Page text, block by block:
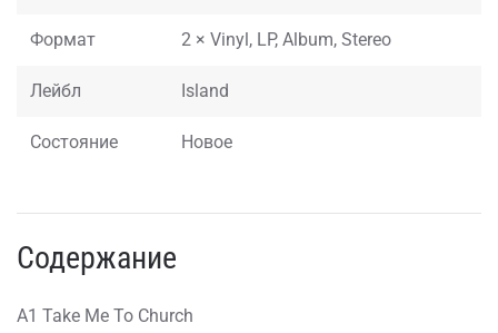
Формат 2 × Vinyl, LP, Album, Stereo
Лейбл Island
Состояние Новое
Содержание
A1 Take Me To Church